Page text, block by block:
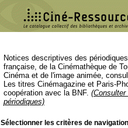
Notices descriptives des
française, de la Cinémathèque de
Cinéma et de l'image animée,
Les titres Cinémagazine et Paris-
coopération avec la BNF.
périodiques)
Sélectionner les critères de